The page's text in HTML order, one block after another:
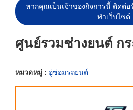
หากคุณเป็นเจ้าของกิจการนี้ ติดต่อ
ทำเว็บไซต์
ศูนย์รวมช่างยนต์ ก
หมวดหมู่ : อู่ซ่อมรถยนต์